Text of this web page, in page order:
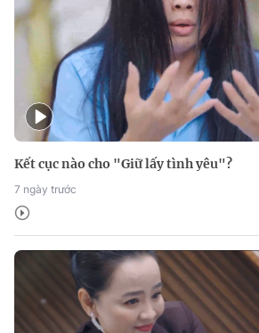
Kết cục nào cho "Giữ lấy tình yêu"?
7 ngày trước